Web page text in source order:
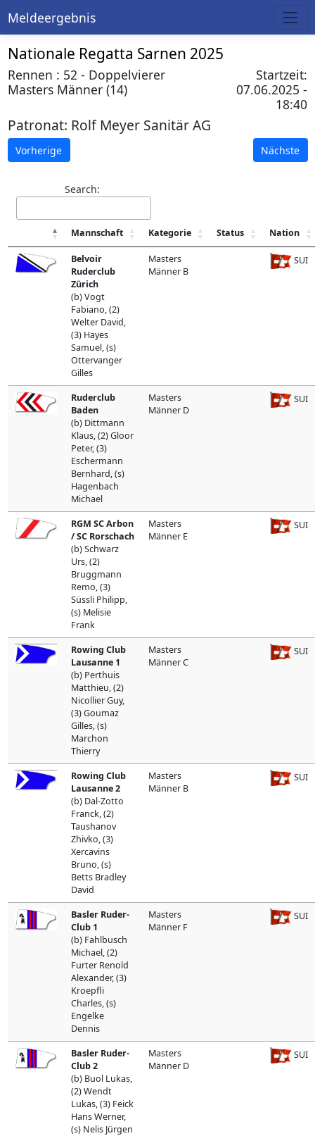
Meldeergebnis
Nationale Regatta Sarnen 2025
Rennen : 52 - Doppelvierer
Masters Männer (14)
Startzeit:
07.06.2025 -
18:40
Patronat: Rolf Meyer Sanitär AG
Vorherige Nächste
Search:
Mannschaft Kategorie Status Nation
Belvoir
Ruderclub
Zürich
(b) Vogt
Fabiano, (2)
Welter David,
(3) Hayes
Samuel, (s)
Ottervanger
Gilles
Masters
Männer B
SUI
Ruderclub
Baden
(b) Dittmann
Klaus, (2) Gloor
Peter, (3)
Eschermann
Bernhard, (s)
Hagenbach
Michael
Masters
Männer D
SUI
RGM SC Arbon
/ SC Rorschach
(b) Schwarz
Urs, (2)
Bruggmann
Remo, (3)
Süssli Philipp,
(s) Melisie
Frank
Masters
Männer E
SUI
Rowing Club
Lausanne 1
(b) Perthuis
Matthieu, (2)
Nicollier Guy,
(3) Goumaz
Gilles, (s)
Marchon
Thierry
Masters
Männer C
SUI
Rowing Club
Lausanne 2
(b) Dal-Zotto
Franck, (2)
Taushanov
Zhivko, (3)
Xercavins
Bruno, (s)
Betts Bradley
David
Masters
Männer B
SUI
Basler Ruder-
Club 1
(b) Fahlbusch
Michael, (2)
Furter Renold
Alexander, (3)
Kroepfli
Charles, (s)
Engelke
Dennis
Masters
Männer F
SUI
Basler Ruder-
Club 2
(b) Buol Lukas,
(2) Wendt
Lukas, (3) Feick
Hans Werner,
(s) Nelis Jürgen
Masters
Männer D
SUI